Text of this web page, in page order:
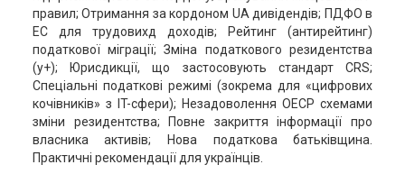
правил; Отримання за кордоном UA дивідендів; ПДФО в
ЕС для трудовихд доходів; Рейтинг (антирейтинг)
податкової міграції; Зміна податкового резидентства
(у+); Юрисдикції, що застосовують стандарт CRS;
Спеціальні податкові режимі (зокрема для «цифрових
кочівників» з IT-сфери); Незадоволення ОЕСР схемами
зміни резидентства; Повне закриття інформації про
власника активів; Нова податкова батьківщина.
Практичні рекомендації для українців.